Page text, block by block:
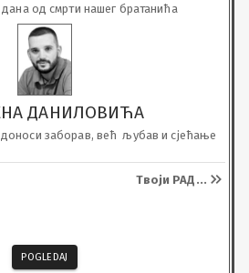
од смрти нашег братанића
ДАНИЛОВИЋА
доноси заборав, већ  љубав и сјећање
Твоји РАД ...
POGLEDAJ